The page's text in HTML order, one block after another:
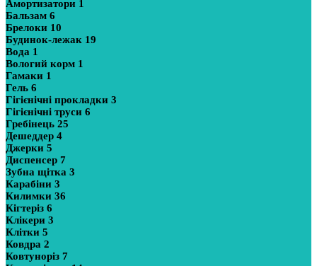
Амортизатори 1
Бальзам 6
Брелоки 10
Будинок-лежак 19
Вода 1
Вологий корм 1
Гамаки 1
Гель 6
Гігієнічні прокладки 3
Гігієнічні труси 6
Гребінець 25
Дешеддер 4
Джерки 5
Диспенсер 7
Зубна щітка 3
Карабіни 3
Килимки 36
Кігтеріз 6
Клікери 3
Клітки 5
Ковдра 2
Ковтуноріз 7